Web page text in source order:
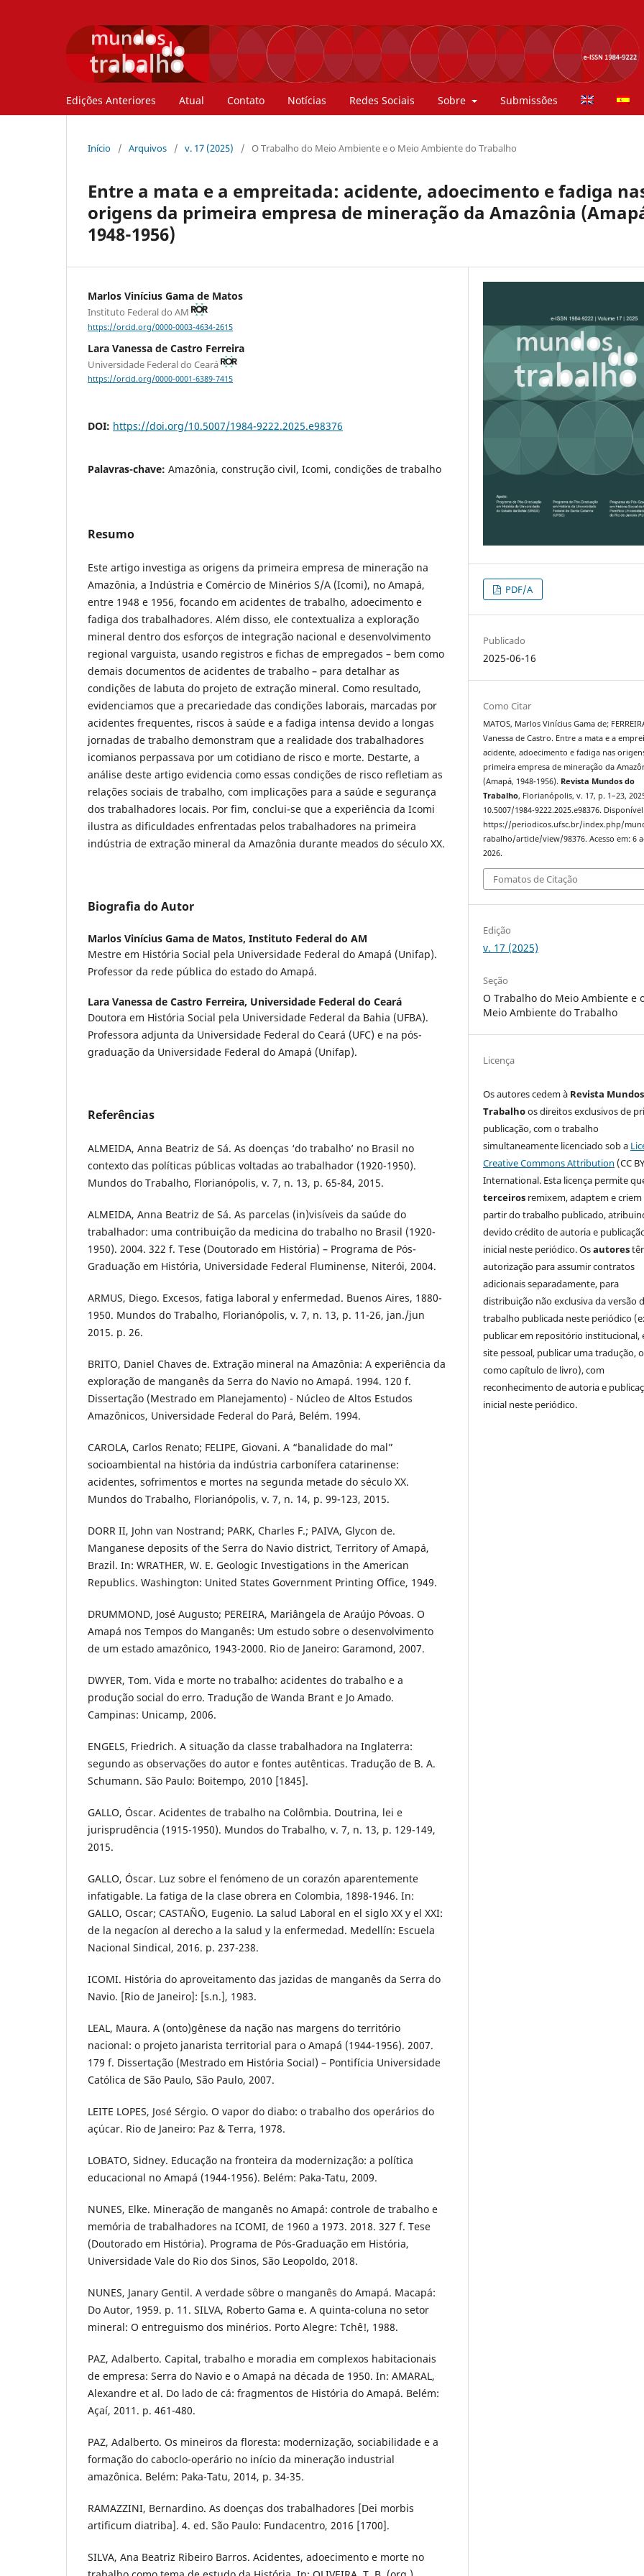
Edições Anteriores Atual Contato Notícias Redes Sociais Sobre Submissões
Início / Arquivos / v. 17 (2025) / O Trabalho do Meio Ambiente e o Meio Ambiente do Trabalho
Entre a mata e a empreitada: acidente, adoecimento e fadiga
origens da primeira empresa de mineração da Amazônia
1948-1956)
Marlos Vinícius Gama de Matos
Instituto Federal do AM
https://orcid.org/0000-0003-4634-2615
Lara Vanessa de Castro Ferreira
Universidade Federal do Ceará
https://orcid.org/0000-0001-6389-7415
DOI: https://doi.org/10.5007/1984-9222.2025.e98376
Palavras-chave: Amazônia, construção civil, Icomi, condições de trabalho
Resumo
Este artigo investiga as origens da primeira empresa de mineração na
Amazônia, a Indústria e Comércio de Minérios S/A (Icomi), no Amapá,
entre 1948 e 1956, focando em acidentes de trabalho, adoecimento e
fadiga dos trabalhadores. Além disso, ele contextualiza a exploração
mineral dentro dos esforços de integração nacional e desenvolvimento
regional varguista, usando registros e fichas de empregados – bem como
demais documentos de acidentes de trabalho – para detalhar as
condições de labuta do projeto de extração mineral. Como resultado,
evidenciamos que a precariedade das condições laborais, marcadas por
acidentes frequentes, riscos à saúde e a fadiga intensa devido a longas
jornadas de trabalho demonstram que a realidade dos trabalhadores
icomianos perpassava por um cotidiano de risco e morte. Destarte, a
análise deste artigo evidencia como essas condições de risco refletiam as
relações sociais de trabalho, com implicações para a saúde e segurança
dos trabalhadores locais. Por fim, conclui-se que a experiência da Icomi
ilustra as dificuldades enfrentadas pelos trabalhadores na primeira
indústria de extração mineral da Amazônia durante meados do século XX.
Biografia do Autor
Marlos Vinícius Gama de Matos, Instituto Federal do AM
Mestre em História Social pela Universidade Federal do Amapá (Unifap).
Professor da rede pública do estado do Amapá.
Lara Vanessa de Castro Ferreira, Universidade Federal do Ceará
Doutora em História Social pela Universidade Federal da Bahia (UFBA).
Professora adjunta da Universidade Federal do Ceará (UFC) e na pós-
graduação da Universidade Federal do Amapá (Unifap).
Referências
ALMEIDA, Anna Beatriz de Sá. As doenças ‘do trabalho’ no Brasil no
contexto das políticas públicas voltadas ao trabalhador (1920-1950).
Mundos do Trabalho, Florianópolis, v. 7, n. 13, p. 65-84, 2015.
ALMEIDA, Anna Beatriz de Sá. As parcelas (in)visíveis da saúde do
trabalhador: uma contribuição da medicina do trabalho no Brasil (1920-
1950). 2004. 322 f. Tese (Doutorado em História) – Programa de Pós-
Graduação em História, Universidade Federal Fluminense, Niterói, 2004.
ARMUS, Diego. Excesos, fatiga laboral y enfermedad. Buenos Aires, 1880-
1950. Mundos do Trabalho, Florianópolis, v. 7, n. 13, p. 11-26, jan./jun
2015. p. 26.
BRITO, Daniel Chaves de. Extração mineral na Amazônia: A experiência da
exploração de manganês da Serra do Navio no Amapá. 1994. 120 f.
Dissertação (Mestrado em Planejamento) - Núcleo de Altos Estudos
Amazônicos, Universidade Federal do Pará, Belém. 1994.
CAROLA, Carlos Renato; FELIPE, Giovani. A “banalidade do mal”
socioambiental na história da indústria carbonífera catarinense:
acidentes, sofrimentos e mortes na segunda metade do século XX.
Mundos do Trabalho, Florianópolis, v. 7, n. 14, p. 99-123, 2015.
DORR II, John van Nostrand; PARK, Charles F.; PAIVA, Glycon de.
Manganese deposits of the Serra do Navio district, Territory of Amapá,
Brazil. In: WRATHER, W. E. Geologic Investigations in the American
Republics. Washington: United States Government Printing Office, 1949.
DRUMMOND, José Augusto; PEREIRA, Mariângela de Araújo Póvoas. O
Amapá nos Tempos do Manganês: Um estudo sobre o desenvolvimento
de um estado amazônico, 1943-2000. Rio de Janeiro: Garamond, 2007.
DWYER, Tom. Vida e morte no trabalho: acidentes do trabalho e a
produção social do erro. Tradução de Wanda Brant e Jo Amado.
Campinas: Unicamp, 2006.
ENGELS, Friedrich. A situação da classe trabalhadora na Inglaterra:
segundo as observações do autor e fontes autênticas. Tradução de B. A.
Schumann. São Paulo: Boitempo, 2010 [1845].
GALLO, Óscar. Acidentes de trabalho na Colômbia. Doutrina, lei e
jurisprudência (1915-1950). Mundos do Trabalho, v. 7, n. 13, p. 129-149,
2015.
GALLO, Óscar. Luz sobre el fenómeno de un corazón aparentemente
infatigable. La fatiga de la clase obrera en Colombia, 1898-1946. In:
GALLO, Oscar; CASTAÑO, Eugenio. La salud Laboral en el siglo XX y el XXI:
de la negacíon al derecho a la salud y la enfermedad. Medellín: Escuela
Nacional Sindical, 2016. p. 237-238.
ICOMI. História do aproveitamento das jazidas de manganês da Serra do
Navio. [Rio de Janeiro]: [s.n.], 1983.
LEAL, Maura. A (onto)gênese da nação nas margens do território
nacional: o projeto janarista territorial para o Amapá (1944-1956). 2007.
179 f. Dissertação (Mestrado em História Social) – Pontifícia Universidade
Católica de São Paulo, São Paulo, 2007.
LEITE LOPES, José Sérgio. O vapor do diabo: o trabalho dos operários do
açúcar. Rio de Janeiro: Paz & Terra, 1978.
LOBATO, Sidney. Educação na fronteira da modernização: a política
educacional no Amapá (1944-1956). Belém: Paka-Tatu, 2009.
NUNES, Elke. Mineração de manganês no Amapá: controle de trabalho e
memória de trabalhadores na ICOMI, de 1960 a 1973. 2018. 327 f. Tese
(Doutorado em História). Programa de Pós-Graduação em História,
Universidade Vale do Rio dos Sinos, São Leopoldo, 2018.
NUNES, Janary Gentil. A verdade sôbre o manganês do Amapá. Macapá:
Do Autor, 1959. p. 11. SILVA, Roberto Gama e. A quinta-coluna no setor
mineral: O entreguismo dos minérios. Porto Alegre: Tchê!, 1988.
PAZ, Adalberto. Capital, trabalho e moradia em complexos habitacionais
de empresa: Serra do Navio e o Amapá na década de 1950. In: AMARAL,
Alexandre et al. Do lado de cá: fragmentos de História do Amapá. Belém:
Açaí, 2011. p. 461-480.
PAZ, Adalberto. Os mineiros da floresta: modernização, sociabilidade e a
formação do caboclo-operário no início da mineração industrial
amazônica. Belém: Paka-Tatu, 2014, p. 34-35.
RAMAZZINI, Bernardino. As doenças dos trabalhadores [Dei morbis
artificum diatriba]. 4. ed. São Paulo: Fundacentro, 2016 [1700].
SILVA, Ana Beatriz Ribeiro Barros. Acidentes, adoecimento e morte no
PDF/A
Publicado
2025-06-16
Como Citar
MATOS, Marlos Vinícius Gama de;
Vanessa de Castro. Entre a mata e a
acidente, adoecimento e fadiga nas
primeira empresa de mineração da
(Amapá, 1948-1956). Revista Mundos do
Trabalho, Florianópolis, v. 17, p. 1–23,
10.5007/1984-9222.2025.e98376.
https://periodicos.ufsc.br/index.php/
rabalho/article/view/98376. Acesso em: 6
2026.
Fomatos de Citação
Edição
v. 17 (2025)
Seção
O Trabalho do Meio Ambiente e
Meio Ambiente do Trabalho
Licença
Os autores cedem à Revista
Trabalhoos direitos exclusivos de
publicação, com o trabalho
simultaneamente licenciado sob a
Creative Commons Attribution (CC
International. Esta licença permite
terceiros remixem, adaptem e criem
partir do trabalho publicado,
devido crédito de autoria e
inicial neste periódico. Osautores
autorização para assumir contratos
adicionais separadamente, para
distribuição não exclusiva da versão
trabalho publicada neste periódico
publicar em repositório institucional,
site pessoal, publicar uma tradução,
como capítulo de livro), com
reconhecimento de autoria e
inicial neste periódico.